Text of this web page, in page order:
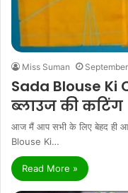
Miss Suman
Sada Blouse Ki
ब्लाउज की कटिंग
आज मैं आप सभी के लिए बेहद ही
Blouse Ki…
Read More »